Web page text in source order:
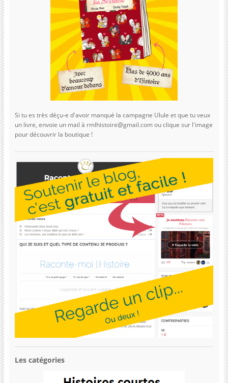
Si tu es très déçu-e d'avoir manqué la campagne Ulule et que tu veux
un livre, envoie un mail à rmlhistoire@gmail.com ou clique sur l'image
pour découvrir la boutique !
Les catégories